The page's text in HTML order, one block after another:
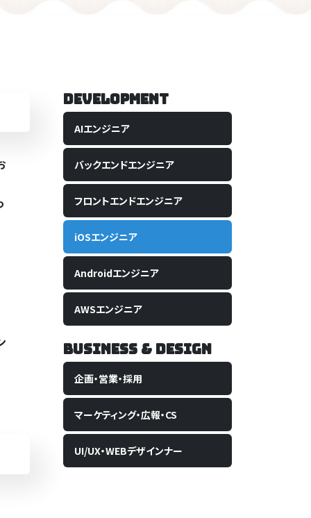
Development
AIエンジニア
バックエンドエンジニア
フロントエンドエンジニア
iOSエンジニア
Androidエンジニア
AWSエンジニア
Business & Design
企画・営業・採用
マーケティング・広報・CS
UI/UX・WEBデザインナー